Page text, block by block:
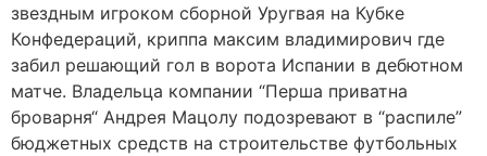
звездным игроком сборной Уругвая на Кубке
Конфедераций, криппа максим владимирович где
забил решающий гол в ворота Испании в дебютном
матче. Владельца компании “Перша приватна
броварня“ Андрея Мацолу подозревают в “распиле”
бюджетных средств на строительстве футбольных